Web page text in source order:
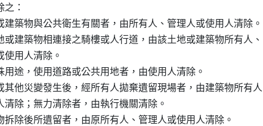
：
建築物與公共衛生有關者，由所有人、管理人或使用人清除。
或建築物相連接之騎樓或人行道，由該土地或建築物所有人、
使用人清除。
用途，使用道路或公共用地者，由使用人清除。
其他災變發生後，經所有人拋棄遺留現場者，由建築物所有人
清除；無力清除者，由執行機關清除。
拆除後所遺留者，由原所有人、管理人或使用人清除。